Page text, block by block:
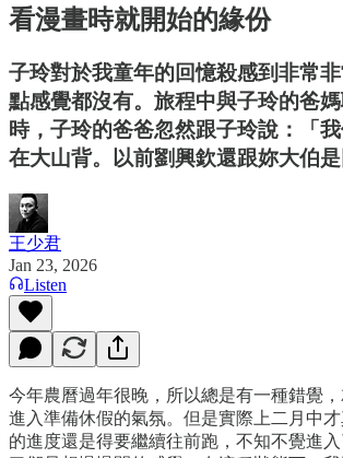
看漫畫時就開始的緣份
子玲對於我童年的回憶殺感到非常
點感覺都沒有。旅程中與子玲的爸
時，子玲的爸爸忽然跟子玲說：「
在大山背。以前劉興欽還跟妳大伯是
王少君
Jan 23, 2026
Listen
今年農曆過年很晚，所以總是有一種錯覺
進入準備休假的氣氛。但是實際上二月中
的進度還是得要繼續往前跑，不知不覺進